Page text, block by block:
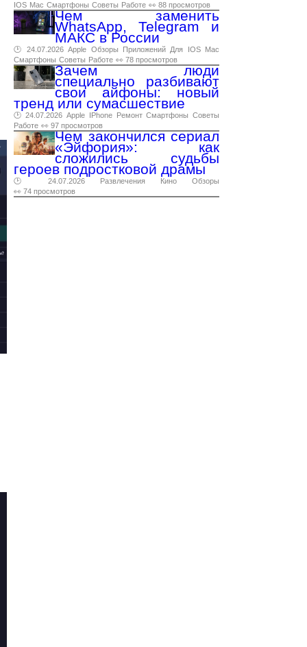
IOS Mac Смартфоны Советы Работе 👀 88 просмотров
Чем заменить
WhatsApp, Telegram и
МАКС в России
🕑 24.07.2026 Apple Обзоры Приложений Для IOS
Mac
Смартфоны Советы Работе 👀 78 просмотров
Зачем люди
специально разбивают
свои айфоны: новый
тренд или сумасшествие
🕑 24.07.2026 Apple IPhone Ремонт Смартфоны Советы
Работе 👀 97 просмотров
Чем закончился сериал
«Эйфория»: как
сложились судьбы
героев подростковой драмы
🕑 24.07.2026 Развлечения Кино
Обзоры
👀 74 просмотров